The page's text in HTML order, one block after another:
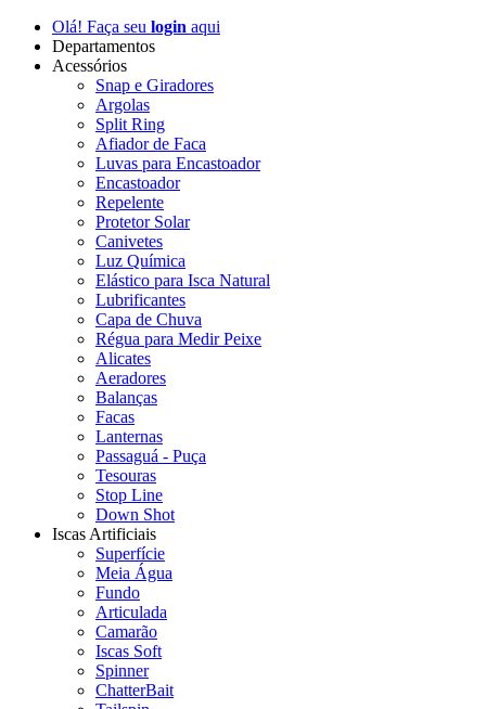
Olá! Faça seu login aqui
Departamentos
Acessórios
Snap e Giradores
Argolas
Split Ring
Afiador de Faca
Luvas para Encastoador
Encastoador
Repelente
Protetor Solar
Canivetes
Luz Química
Elástico para Isca Natural
Lubrificantes
Capa de Chuva
Régua para Medir Peixe
Alicates
Aeradores
Balanças
Facas
Lanternas
Passaguá - Puça
Tesouras
Stop Line
Down Shot
Iscas Artificiais
Superfície
Meia Água
Fundo
Articulada
Camarão
Iscas Soft
Spinner
ChatterBait